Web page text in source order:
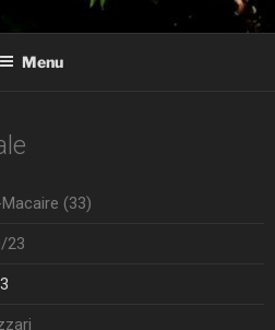
REGULA
Aquitaine
Menu
(33)
23